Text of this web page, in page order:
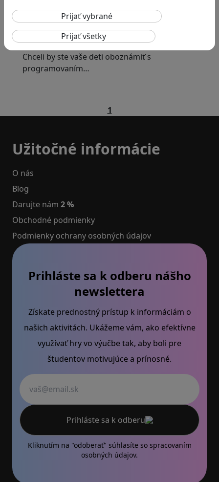
Construct 2 umožní deťom vytvoriť
hry bez znalosti programovania
Chceli by ste vaše deti oboznámiť s
programovaním…
1
Užitočné informácie
O nás
Blog
Darujte nám 2 %
Obchodné podmienky
Podmienky ochrany osobných údajov
Prihláste sa k odberu nášho
newslettera
Získate prednostný prístup k informáciám o
našich aktivitách. Ukážeme vám, ako efektívne
využívať hry vo výučbe tak, aby boli pre
študentov motivujúce a prínosné.
Prihláste sa k odberu
Kliknutím na "odoberať" súhlasíte so spracovaním
osobných údajov.